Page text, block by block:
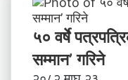
५० वर्षे
सम्मान’ गरिने